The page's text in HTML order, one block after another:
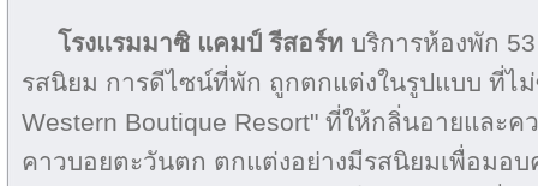
โรงแรมมาซิ แคมป์ รีสอร์ท บริการห้องพัก
รสนิยม การดีไซน์ที่พัก ถูกตกแต่งในรูปแบบ ที่ไ
Western Boutique Resort" ที่ให้กลิ่นอายและ
คาวบอยตะวันตก ตกแต่งอย่างมีรสนิยมเพื่อมอ